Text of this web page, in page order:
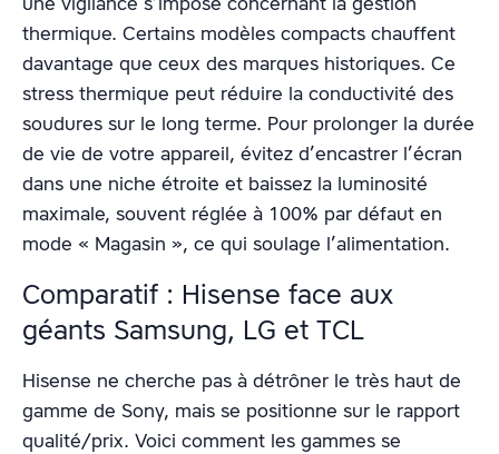
thermique. Certains modèles compacts chauffent
davantage que ceux des marques historiques. Ce
stress thermique peut réduire la conductivité des
soudures sur le long terme. Pour prolonger la durée
de vie de votre appareil, évitez d’encastrer l’écran
dans une niche étroite et baissez la luminosité
maximale, souvent réglée à 100% par défaut en
mode « Magasin », ce qui soulage l’alimentation.
Comparatif : Hisense face aux
géants Samsung, LG et TCL
Hisense ne cherche pas à détrôner le très haut de
gamme de Sony, mais se positionne sur le rapport
qualité/prix. Voici comment les gammes se